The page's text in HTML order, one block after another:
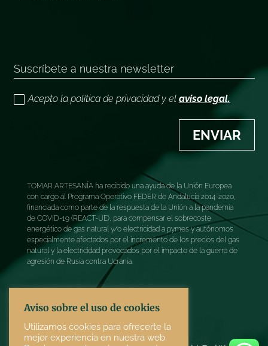
Acepto la política de privacidad y el aviso legal.
ENVIAR
TOMAR ARTESANÍA ha recibido una ayuda de la Unión Europea
con cargo al Programa Operativo FEDER de Andalucía 2014-2020,
financiada como parte de la respuesta de la Unión a la pandemia
de COVID-19 (REACT-UE), para compensar el sobrecoste
energético de gas natural y/o electricidad a pymes y autónomos
especialmente afectados por el incremento de los precios del gas
natural y la electricidad provocados por el impacto de la guerra de
agresión de Rusia contra Ucrania.
Aviso sobre el uso de cookies
Utilizamos cookies para ofrecerte la
mejor experiencia en nuestra web.